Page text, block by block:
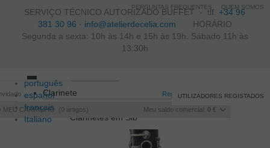
SERVIÇO TÉCNICO AUTORIZADO BUFFET -tlf. +34 96
381 30 96 · info@atelierdecelia.com HORÁRIO
Segunda a sexta: 10h às 14h e 15h às 19h. Sábado 11h às
13:30h
português
español
français
Italiano
Registo/ Iniciar sessão
MEU CARRINHO 0 artigos Meu saldo comercial: 0 €
UTILIZADORES REGISTADOS
Toggle
navigation
Clarinete
Clarinetes em Sib
PERGUNTAS FREQUENTES QUEM SOMOS